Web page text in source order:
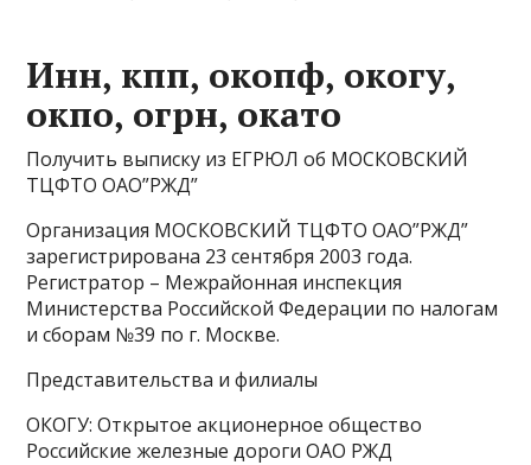
Инн, кпп, окопф, окогу,
окпо, огрн, окато
Получить выписку из ЕГРЮЛ об МОСКОВСКИЙ
ТЦФТО ОАО”РЖД”
Организация МОСКОВСКИЙ ТЦФТО ОАО”РЖД”
зарегистрирована 23 сентября 2003 года.
Регистратор – Межрайонная инспекция
Министерства Российской Федерации по налогам
и сборам №39 по г. Москве.
Представительства и филиалы
ОКОГУ: Открытое акционерное общество
Российские железные дороги ОАО РЖД